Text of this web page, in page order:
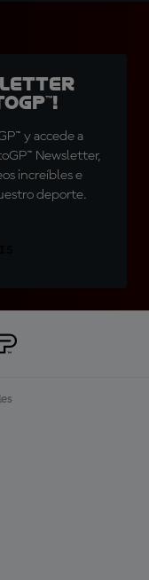
y accede a
Newsletter,
increíbles e
deporte.